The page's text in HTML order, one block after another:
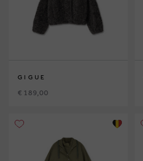
GIGUE
€ 189,00